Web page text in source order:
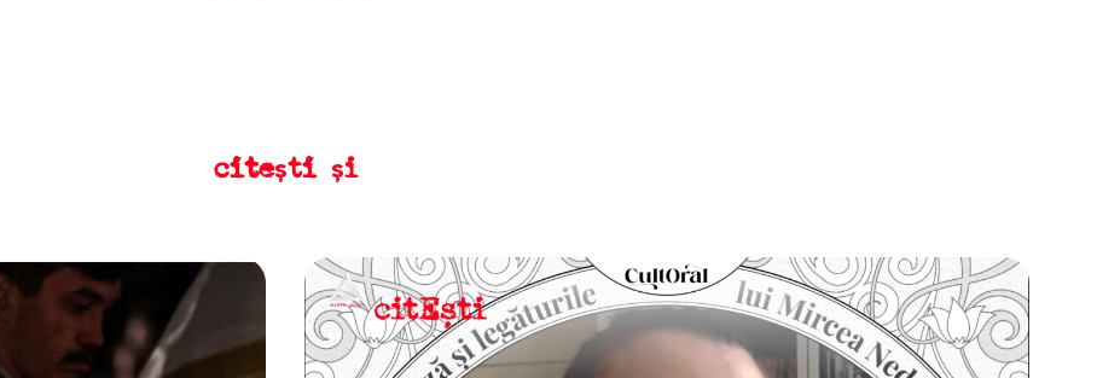
citești și